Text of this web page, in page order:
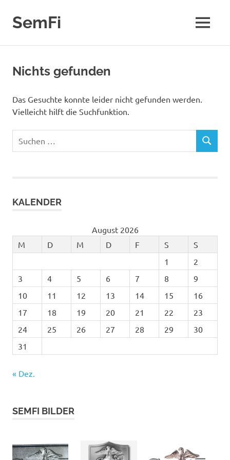
Inhalt
springen
SemFi MENÜ
Nichts gefunden
Das Gesuchte konnte leider nicht gefunden werden.
Vielleicht hilft die Suchfunktion.
Suchen
SUCHEN
KALENDER
August 2026
M
D M D F S
S
1
2
3
4 5 6 7 8
9
10
11 12 13 14 15
16
17
18 19 20 21 22
23
24
25 26 27 28 29
30
31
« Dez.
SEMFI BILDER